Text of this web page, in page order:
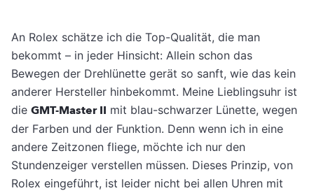
An Rolex schätze ich die Top-Qualität, die man
bekommt – in jeder Hinsicht: Allein schon das
Bewegen der Drehlünette gerät so sanft, wie das kein
anderer Hersteller hinbekommt. Meine Lieblingsuhr ist
die GMT-Master II mit blau-schwarzer ­Lünette, wegen
der Farben und der Funktion. Denn wenn ich in eine
andere Zeitzonen fliege, möchte ich nur den
Stundenzeiger verstellen müssen. Dieses Prinzip, von
Rolex eingeführt, ist leider nicht bei allen Uhren mit